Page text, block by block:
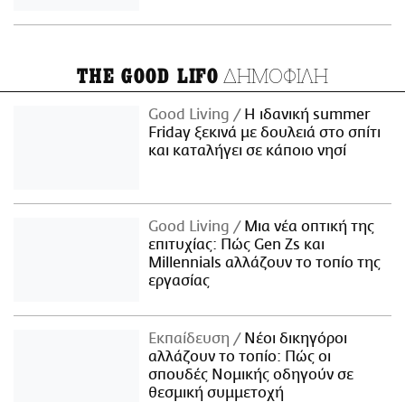
THE GOOD LIFO ΔΗΜΟΦΙΛΗ
Good Living
Η ιδανική summer
Friday ξεκινά με δουλειά στο σπίτι
και καταλήγει σε κάποιο νησί
Good Living
Μια νέα οπτική της
επιτυχίας: Πώς Gen Zs και
Millennials αλλάζουν το τοπίο της
εργασίας
Εκπαίδευση
Νέοι δικηγόροι
αλλάζουν το τοπίο: Πώς οι
σπουδές Νομικής οδηγούν σε
θεσμική συμμετοχή